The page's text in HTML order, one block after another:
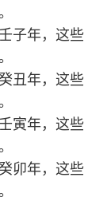
子年，这些
丑年，这些
寅年，这些
卯年，这些